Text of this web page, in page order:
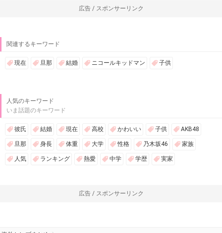
広告 / スポンサーリンク
関連するキーワード
現在 旦那 結婚 ニコールキッドマン 子供
人気のキーワード
いま話題のキーワード
彼氏 結婚 現在 高校 かわいい 子供 AKB48
旦那 身長 体重 大学 性格 乃木坂46 家族
人気 ランキング 熱愛 中学 学歴 実家
広告 / スポンサーリンク